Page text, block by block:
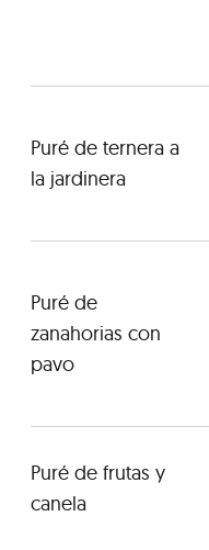
Puré de ternera a
la jardinera
Puré de
zanahorias con
pavo
Puré de frutas y
canela